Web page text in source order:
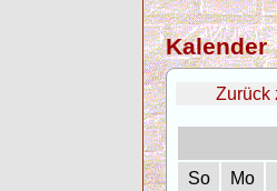
Kalender
Zurück
So
Mo